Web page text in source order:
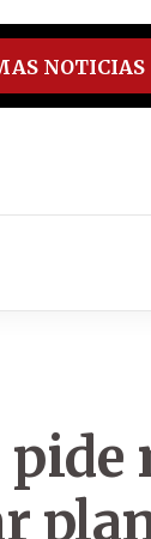
spotify
NOTICIAS
pide